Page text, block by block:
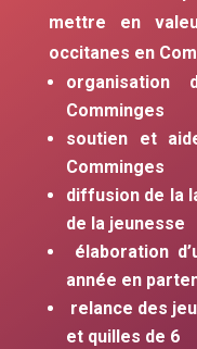
mettre en
occitanes en
organisation
Comminges
soutien et
Comminges
diffusion de la
de la jeunesse
élaboration
année en
relance des
et quilles de 6